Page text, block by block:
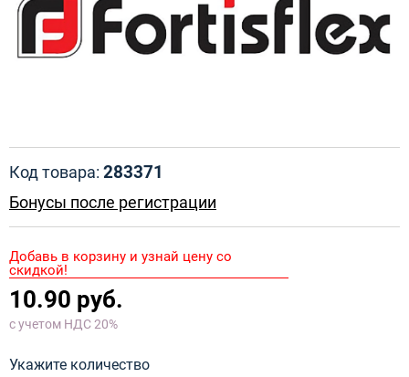
Код товара: 283371
Бонусы после регистрации
Добавь в корзину и узнай цену со
скидкой!
10.90 руб.
с учетом НДС 20%
Укажите количество